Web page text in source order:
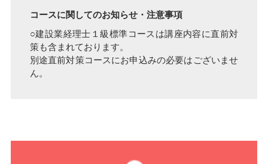
コースに関してのお知らせ・注意事項
○建設業経理士１級標準コースは講座内容に直前対
策も含まれております。
別途直前対策コースにお申込みの必要はございませ
ん。